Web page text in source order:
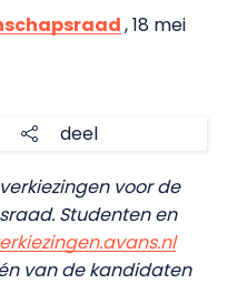
, 18 mei
deel
voor de
Studenten en
van de kandidaten